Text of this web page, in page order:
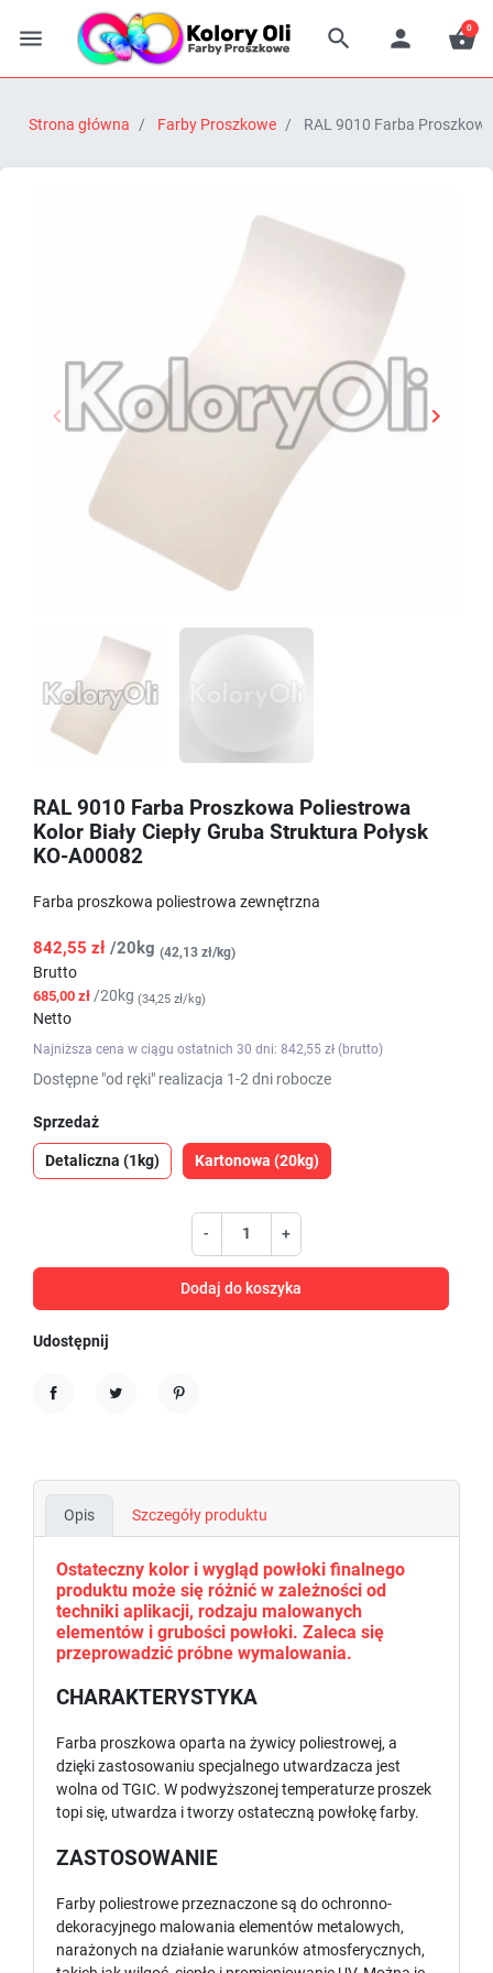
   
0
Strona główna Farby Proszkowe RAL 9010 Farba
Poprzedni
 
RAL 9010 Farba Proszkowa Poliestrowa
Kolor Biały Ciepły Gruba Struktura Połysk
KO-A00082
Farba proszkowa poliestrowa zewnętrzna
842,55 zł /20kg (42,13 zł/kg)
Brutto
685,00 zł /20kg (34,25 zł/kg)
Netto
Najniższa cena w ciągu ostatnich 30 dni: 842,55 zł (brutto)
Dostępne "od ręki" realizacja 1-2 dni robocze
Sprzedaż
Detaliczna (1kg) Kartonowa (20kg)
- +
Dodaj do koszyka
Udostępnij
Opis Szczegóły produktu
Ostateczny kolor i wygląd powłoki finalnego
produktu może się różnić w zależności od
techniki aplikacji, rodzaju malowanych
elementów i grubości powłoki. Zaleca się
przeprowadzić próbne wymalowania.
CHARAKTERYSTYKA
Farba proszkowa oparta na żywicy poliestrowej, a
dzięki zastosowaniu specjalnego utwardzacza jest
wolna od TGIC. W podwyższonej temperaturze proszek
topi się, utwardza i tworzy ostateczną powłokę farby.
ZASTOSOWANIE
Farby poliestrowe przeznaczone są do ochronno-
dekoracyjnego malowania elementów metalowych,
narażonych na działanie warunków atmosferycznych,